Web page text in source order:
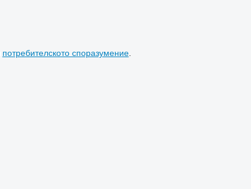
потребителското споразумение.